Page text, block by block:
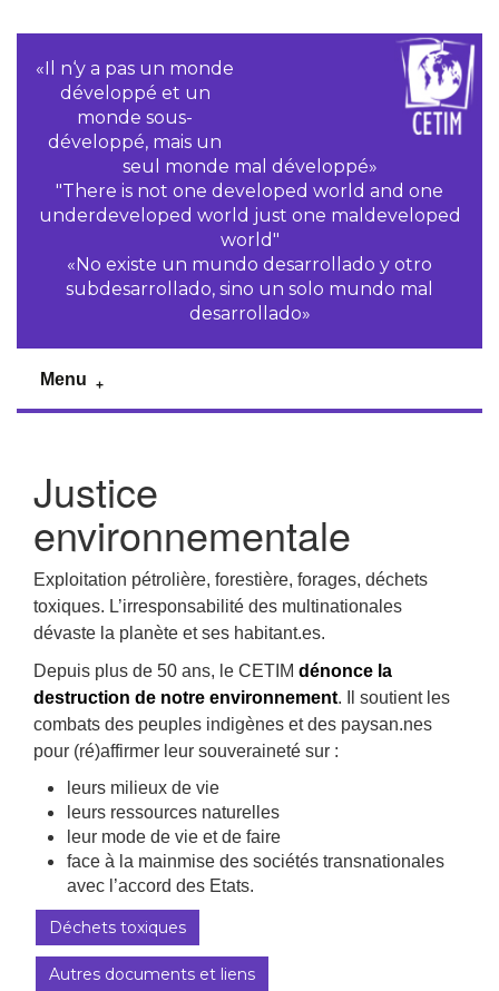
«Il n‘y a pas un monde
développé et un
monde sous-
développé, mais un
seul monde mal développé»
"There is not one developed world and one
underdeveloped world just one maldeveloped
world"
«No existe un mundo desarrollado y otro
subdesarrollado, sino un solo mundo mal
desarrollado»
Menu
Justice
environnementale
Exploitation pétrolière, forestière, forages, déchets
toxiques. L’irresponsabilité des multinationales
dévaste la planète et ses habitant.es.
Depuis plus de 50 ans, le CETIM dénonce la
destruction de notre environnement. Il soutient les
combats des peuples indigènes et des paysan.nes
pour (ré)affirmer leur souveraineté sur :
leurs milieux de vie
leurs ressources naturelles
leur mode de vie et de faire
face à la mainmise des sociétés transnationales
avec l’accord des Etats.
Déchets toxiques
Autres documents et liens